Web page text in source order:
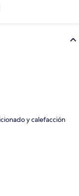
y calefacción